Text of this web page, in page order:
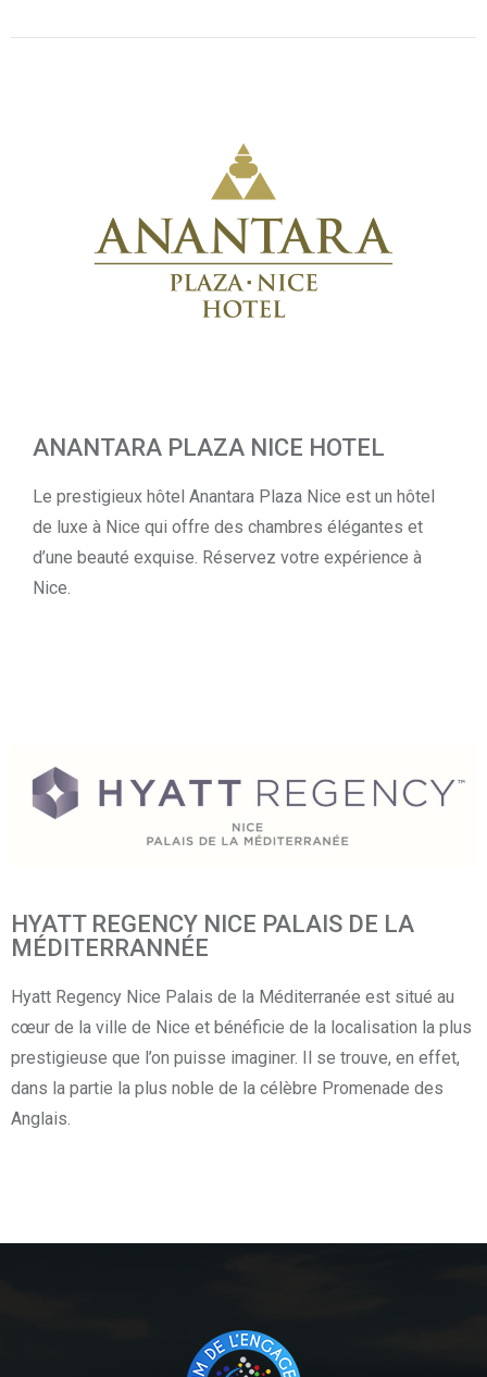
ANANTARA PLAZA NICE HOTEL
Le prestigieux hôtel Anantara Plaza Nice est un hôtel
de luxe à Nice qui offre des chambres élégantes et
d’une beauté exquise. Réservez votre expérience à
Nice.
HYATT REGENCY NICE PALAIS DE LA
MÉDITERRANNÉE
Hyatt Regency Nice Palais de la Méditerranée est situé au
cœur de la ville de Nice et bénéficie de la localisation la plus
prestigieuse que l’on puisse imaginer. Il se trouve, en effet,
dans la partie la plus noble de la célèbre Promenade des
Anglais.